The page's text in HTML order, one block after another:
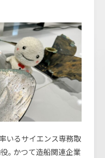
いるサイエンス専務取
。かつて造船関連企業